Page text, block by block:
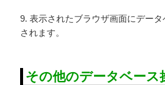
9. 表示されたブラウザ画面にデー
されます。
その他のデータベース